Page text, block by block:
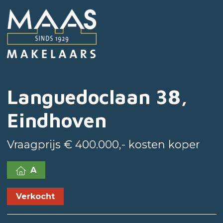
Languedoclaan 38,
Eindhoven
Vraagprijs € 400.000,- kosten koper
A
Verkocht